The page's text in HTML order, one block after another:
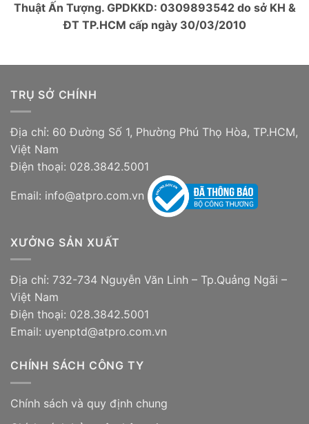
Thuật Ấn Tượng. GPDKKD: 0309893542 do sở KH &
ĐT TP.HCM cấp ngày 30/03/2010
TRỤ SỞ CHÍNH
Địa chỉ: 60 Đường Số 1, Phường Phú Thọ Hòa, TP.HCM,
Việt Nam
Điện thoại: 028.3842.5001
Email: info@atpro.com.vn
XƯỞNG SẢN XUẤT
Địa chỉ: 732-734 Nguyễn Văn Linh – Tp.Quảng Ngãi –
Việt Nam
Điện thoại: 028.3842.5001
Email: uyenptd@atpro.com.vn
CHÍNH SÁCH CÔNG TY
Chính sách và quy định chung